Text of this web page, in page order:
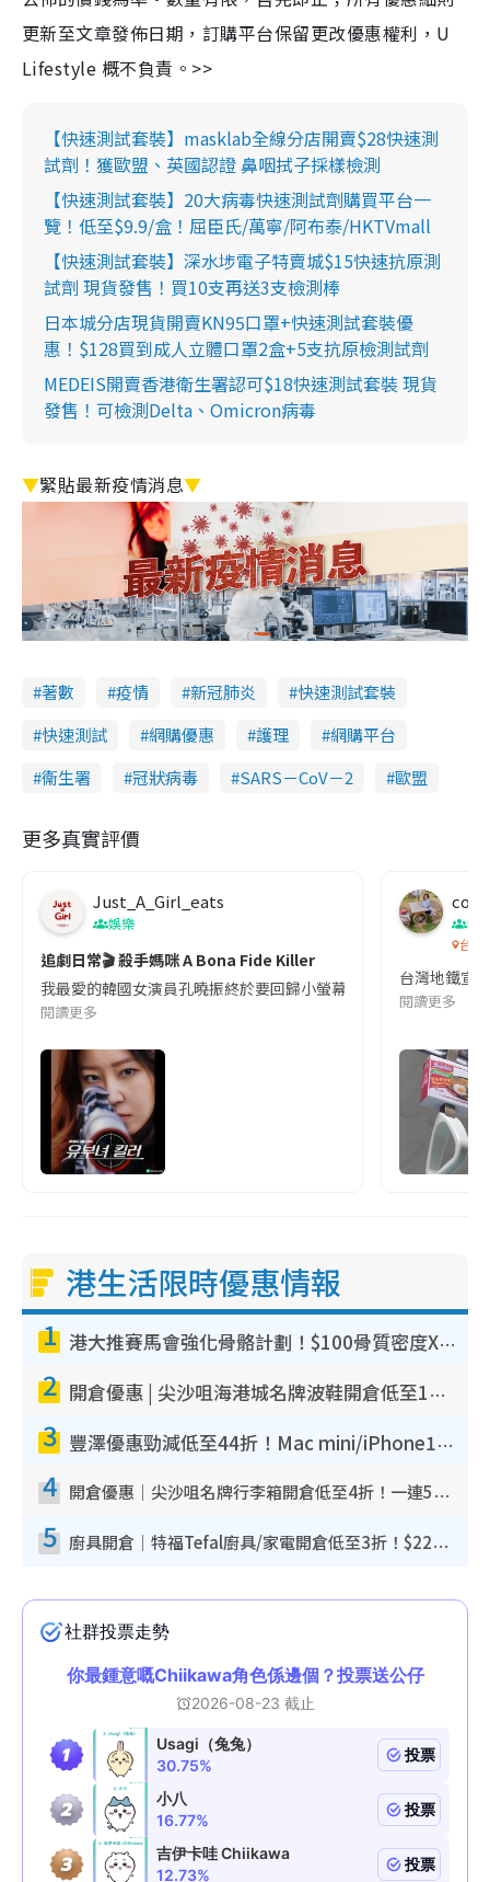
更新至文章發佈日期，訂購平台保留更改優惠權利，U
Lifestyle 概不負責。>>
【快速測試套裝】masklab全線分店開賣$28快速測
試劑！獲歐盟、英國認證 鼻咽拭子採樣檢測
【快速測試套裝】20大病毒快速測試劑購買平台一
覽！低至$9.9/盒！屈臣氏/萬寧/阿布泰/HKTVmall
【快速測試套裝】深水埗電子特賣城$15快速抗原測
試劑 現貨發售！買10支再送3支檢測棒
日本城分店現貨開賣KN95口罩+快速測試套裝優
惠！$128買到成人立體口罩2盒+5支抗原檢測試劑
MEDEIS開賣香港衛生署認可$18快速測試套裝 現貨
發售！可檢測Delta、Omicron病毒
▼緊貼最新疫情消息▼
著數 疫情 新冠肺炎
快速測試套裝
快速測試
網購優惠 護理
網購平台
衞生署
冠狀病毒 SARS－CoV－2 歐盟
更多真實評價
Just_A_Girl_eats
娛樂
追劇日常🎬 殺手媽咪 A Bona Fide Killer
我最愛的韓國女演員孔曉振終於要回歸小螢幕啦!這次的劇本改編
閱讀更多
co
吹
台灣
台灣地鐵宣
閱讀更多
港生活限時優惠情報
1 港大推賽馬會強化骨骼計劃！$100骨質密度X光檢查 完成免費運動訓練送超市禮券！附參加資格
2 開倉優惠 | 尖沙咀海港城名牌波鞋開倉低至1折！On鞋$899起／Joy&Peace鞋履$98起
3 豐澤優惠勁減低至44折！Mac mini/iPhone17Pro大減價！廚房家電$220起
4 開倉優惠｜尖沙咀名牌行李箱開倉低至4折！一連5日 American Tourister/ace./Hallmark $200起！
5 廚具開倉｜特福Tefal廚具/家電開倉低至3折！$220起買平底鍋/炒鑊/湯煲！電飯煲/吸塵機/燙斗$418起